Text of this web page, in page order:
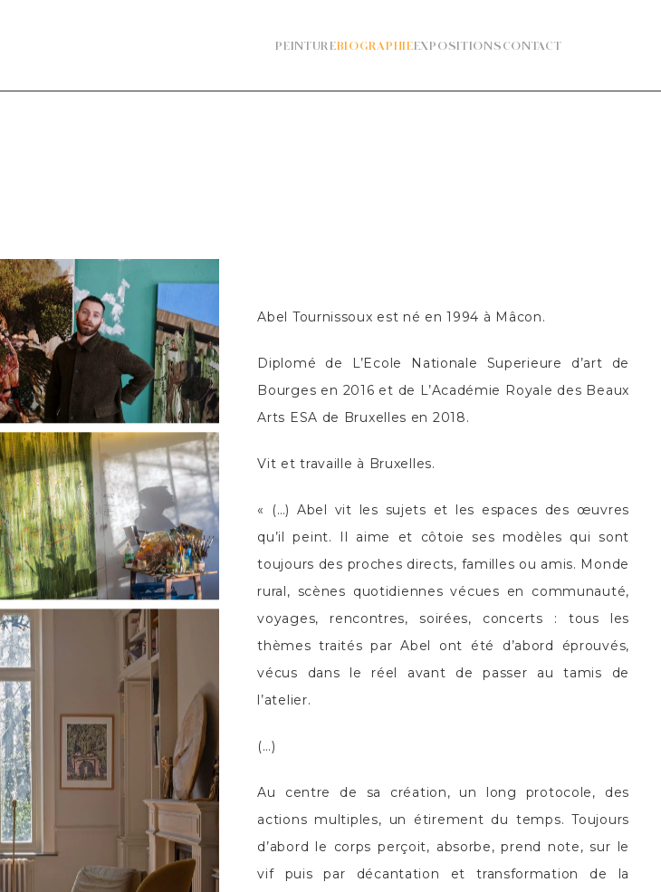
PEINTUREBIOGRAPHIEEXPOSITIONS CONTACT
Abel Tournissoux est né en 1994 à Mâcon.
Diplomé de L’Ecole Nationale Superieure d’art de
Bourges en 2016 et de L’Académie Royale des Beaux
Arts ESA de Bruxelles en 2018.
Vit et travaille à Bruxelles.
« (…) Abel vit les sujets et les espaces des œuvres
qu’il peint. Il aime et côtoie ses modèles qui sont
toujours des proches directs, familles ou amis. Monde
rural, scènes quotidiennes vécues en communauté,
voyages, rencontres, soirées, concerts : tous les
thèmes traités par Abel ont été d’abord éprouvés,
vécus dans le réel avant de passer au tamis de
l’atelier.
(…)
Au centre de sa création, un long protocole, des
actions multiples, un étirement du temps. Toujours
d’abord le corps perçoit, absorbe, prend note, sur le
vif puis par décantation et transformation de la